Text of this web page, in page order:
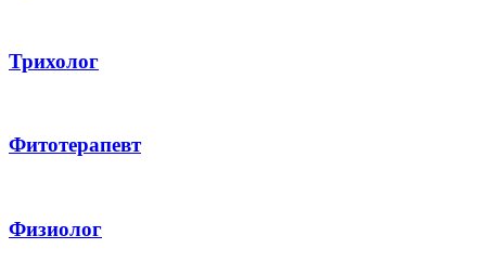
Трихолог
Фитотерапевт
Физиолог